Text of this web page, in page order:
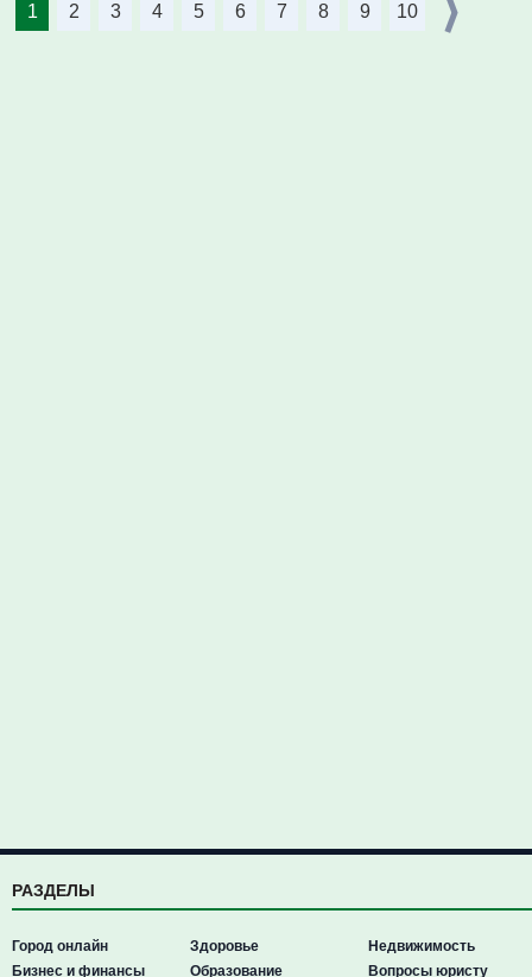
1 2 3 4 5 6 7 8 9 10
РАЗДЕЛЫ
Город онлайн
Бизнес и финансы
Здоровье
Образование
Недвижимость
Вопросы юристу